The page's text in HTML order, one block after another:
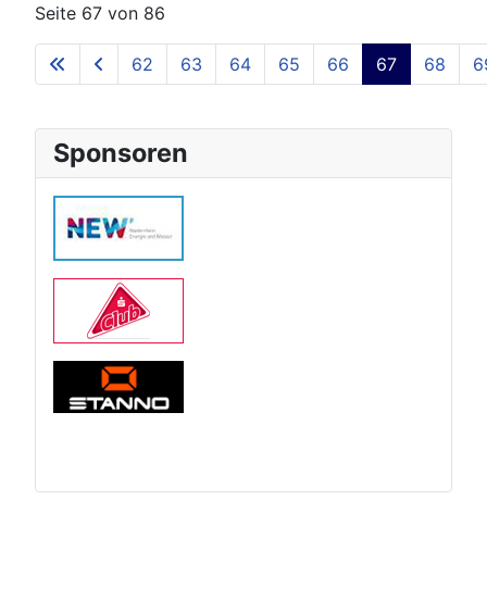
Seite 67 von 86
62 63 64 65 66 67 68
Sponsoren